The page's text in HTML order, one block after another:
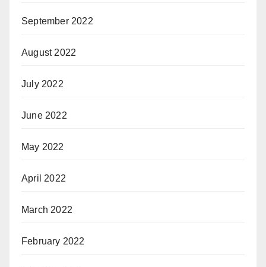
September 2022
August 2022
July 2022
June 2022
May 2022
April 2022
March 2022
February 2022